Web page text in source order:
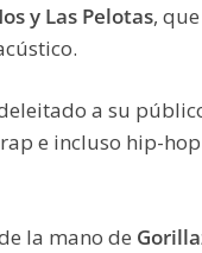
y Las Pelotas,
a su
e incluso hip-
la mano de